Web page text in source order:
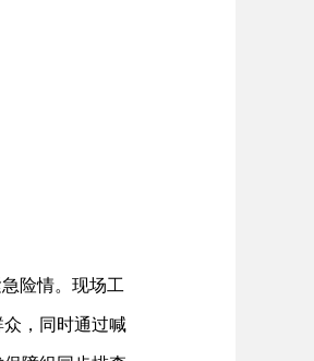
险情。现场工
，同时通过喊